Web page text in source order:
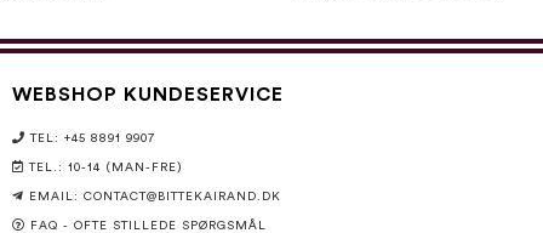
WEBSHOP KUNDESERVICE
TEL: +45 8891 9907
TEL.: 10-14 (MAN-FRE)
EMAIL: CONTACT@BITTEKAIRAND.DK
FAQ - OFTE STILLEDE SPØRGSMÅL